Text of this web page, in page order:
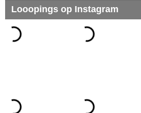
Looopings op Instagram